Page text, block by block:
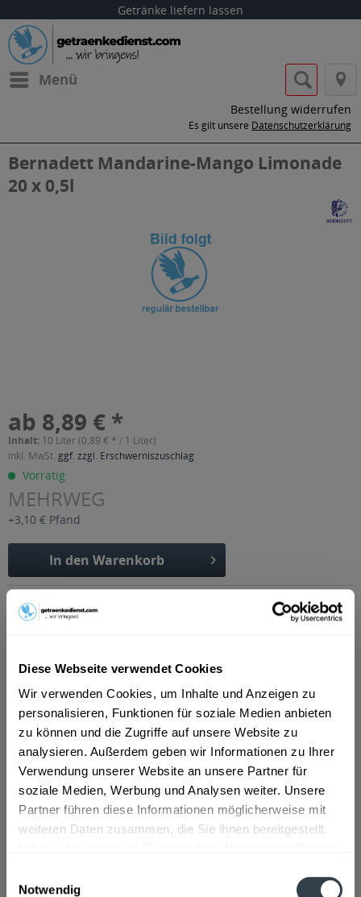
Diese Webseite verwendet Cookies
Wir verwenden Cookies, um Inhalte und Anzeigen zu
personalisieren, Funktionen für soziale Medien anbieten
zu können und die Zugriffe auf unsere Website zu
analysieren. Außerdem geben wir Informationen zu Ihrer
Verwendung unserer Website an unsere Partner für
soziale Medien, Werbung und Analysen weiter. Unsere
Partner führen diese Informationen möglicherweise mit
weiteren Daten zusammen, die Sie ihnen bereitgestellt
Notwendig
Getränke liefern lassen
Menü
Bestellung widerrufen
Es gilt unsere Datenschutzerklärung
Bernadett Mandarine-Mango Limonade
20 x 0,5l
ab 8,89 € *
Inhalt: 10 Liter (0,89 € * / 1 Liter)
inkl. MwSt. ggf. zzgl. Erschwerniszuschlag
Vorrätig
MEHRWEG
+3,10 € Pfand
In den Warenkorb
Artikel-Nr.:
Verfügbar in:
mehr
"Bernadett Mandarine-Mango Limonade 20 x
0,5l"
Geschmacksrichtung:
Mandarine, Mango
Flaschengröße:
0,5 l
Fragen zum Artikel?
Weitere Artikel von Bernadett
Orangen- und Mangosaftkonzentrat,...